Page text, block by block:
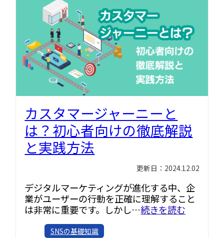
カスタマージャーニーと
は？初心者向けの徹底解説
と実践方法
更新日：2024.12.02
デジタルマーケティングが進化する中、企
業がユーザーの行動を正確に理解すること
は非常に重要です。しかし…続きを読む
SNSの基礎知識